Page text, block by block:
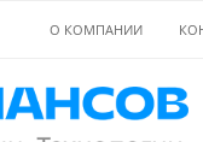
О КОМПАНИИ